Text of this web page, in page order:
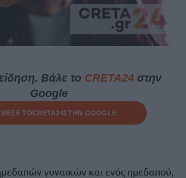
Βάλε το CRETA24στην
Google
ΤΟCRETA24ΣΤΗΝ GOOGLE
γυναικών και ενός ημεδαπού,